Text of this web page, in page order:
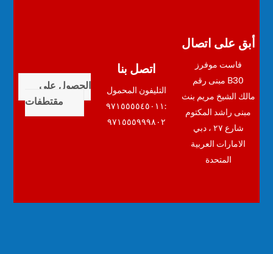
الحصول على
مقتطفات
اتصل بنا
التليفون المحمول
:٩٧١٥٥٥٥٤٥٠١١
٩٧١٥٥٥٩٩٩٨٠٢
أبق على اتصال
فاست موفرز
مبنى رقم B30
مالك الشيخ مريم بنث
مبنى راشد المكتوم
شارع ٢٧ ، دبي
الامارات العربية
المتحدة